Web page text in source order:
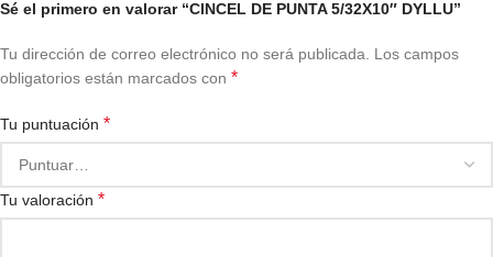
Sé el primero en valorar “CINCEL DE PUNTA 5/32X10″ DYLLU”
Tu dirección de correo electrónico no será publicada. Los campos
obligatorios están marcados con *
Tu puntuación *
Tu valoración *